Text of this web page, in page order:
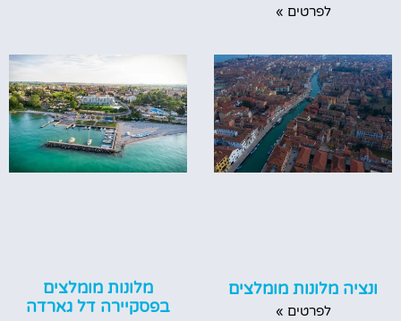
לפרטים »
ונציה מלונות מומלצים
לפרטים »
מלונות מומלצים
בפסקיירה דל גארדה